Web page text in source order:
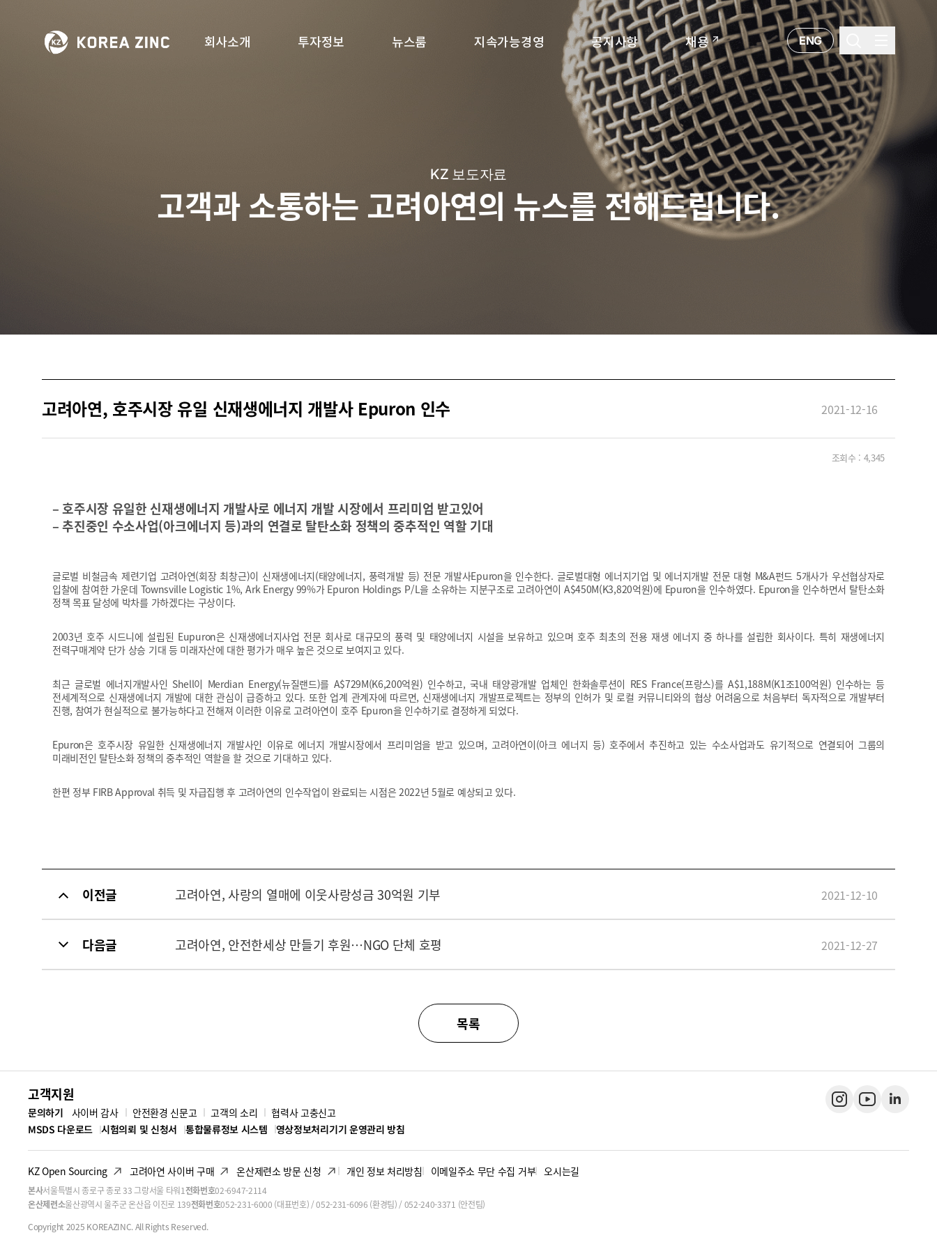
회사소개 투자정보 뉴스룸 지속가능경영 공지사항 채용 ENG
KZ 보도자료
고객과 소통하는 고려아연의 뉴스를 전해드립니다.
고려아연, 호주시장 유일 신재생에너지 개발사 Epuron 인수 2021-12-16
조회수 : 4,345
– 호주시장 유일한 신재생에너지 개발사로 에너지 개발 시장에서 프리미엄 받고있어
– 추진중인 수소사업(아크에너지 등)과의 연결로 탈탄소화 정책의 중추적인 역할 기대
글로벌 비철금속 제련기업 고려아연(회장 최창근)이 신재생에너지(태양에너지, 풍력개발 등) 전문 개발사Epuron을 인수한다. 글로벌대형 에너지기업 및 에너지개발 전문 대형 M&A펀드 5개사가 우선협상자로
입찰에 참여한 가운데 Townsville Logistic 1%, Ark Energy 99%가 Epuron Holdings P/L을 소유하는 지분구조로 고려아연이 A$450M(K3,820억원)에 Epuron을 인수하였다. Epuron을 인수하면서 탈탄소화
정책 목표 달성에 박차를 가하겠다는 구상이다.
2003년 호주 시드니에 설립된 Eupuron은 신재생에너지사업 전문 회사로 대규모의 풍력 및 태양에너지 시설을 보유하고 있으며 호주 최초의 전용 재생 에너지 중 하나를 설립한 회사이다. 특히 재생에너지
전력구매계약 단가 상승 기대 등 미래자산에 대한 평가가 매우 높은 것으로 보여지고 있다.
최근 글로벌 에너지개발사인 Shell이 Merdian Energy(뉴질랜드)를 A$729M(K6,200억원) 인수하고, 국내 태양광개발 업체인 한화솔루션이 RES France(프랑스)를 A$1,188M(K1조100억원) 인수하는 등
전세계적으로 신재생에너지 개발에 대한 관심이 급증하고 있다. 또한 업계 관계자에 따르면, 신재생에너지 개발프로젝트는 정부의 인허가 및 로컬 커뮤니티와의 협상 어려움으로 처음부터 독자적으로 개발부터
진행, 참여가 현실적으로 불가능하다고 전해져 이러한 이유로 고려아연이 호주 Epuron을 인수하기로 결정하게 되었다.
Epuron은 호주시장 유일한 신재생에너지 개발사인 이유로 에너지 개발시장에서 프리미엄을 받고 있으며, 고려아연이(아크 에너지 등) 호주에서 추진하고 있는 수소사업과도 유기적으로 연결되어 그룹의
미래비전인 탈탄소화 정책의 중추적인 역할을 할 것으로 기대하고 있다.
한편 정부 FIRB Approval 취득 및 자급집행 후 고려아연의 인수작업이 완료되는 시점은 2022년 5월로 예상되고 있다.
이전글 고려아연, 사랑의 열매에 이웃사랑성금 30억원 기부 2021-12-10
다음글 고려아연, 안전한세상 만들기 후원…NGO 단체 호평 2021-12-27
목록
고객지원
문의하기 사이버 감사 안전환경 신문고 고객의 소리
협력사 고충신고
MSDS 다운로드
시험의뢰 및 신청서 통합물류정보 시스템 영상정보처리기기 운영관리 방침
KZ Open Sourcing 고려아연 사이버 구매 온산제련소 방문 신청 개인 정보 처리방침 이메일주소 무단 수집 거부 오시는길
본사서울특별시 종로구 종로 33 그랑서울 타워1전화번호02-6947-2114
온산제련소울산광역시 울주군 온산읍 이진로 139전화번호052-231-6000 (대표번호) / 052-231-6096 (환경팀) / 052-240-3371 (안전팀)
Copyright 2025 KOREAZINC. All Rights Reserved.